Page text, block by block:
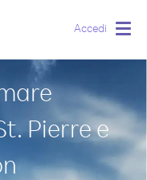
Accedi
Pierre e